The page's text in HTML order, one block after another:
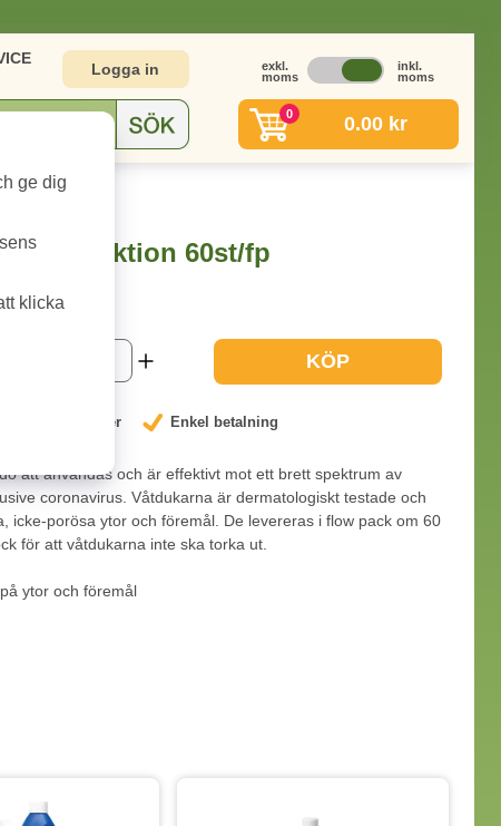
Logga in
exkl.
moms
inkl.
moms
0 0.00 kr
60st/fp
60st/fp
1-2 dagar
KÖP
låga priser Enkel betalning
att användas och är effektivt mot ett brett spektrum av
coronavirus. Våtdukarna är dermatologiskt testade och
icke-porösa ytor och föremål. De levereras i flow pack om 60
för att våtdukarna inte ska torka ut.
ytor och föremål
ge dig
klicka